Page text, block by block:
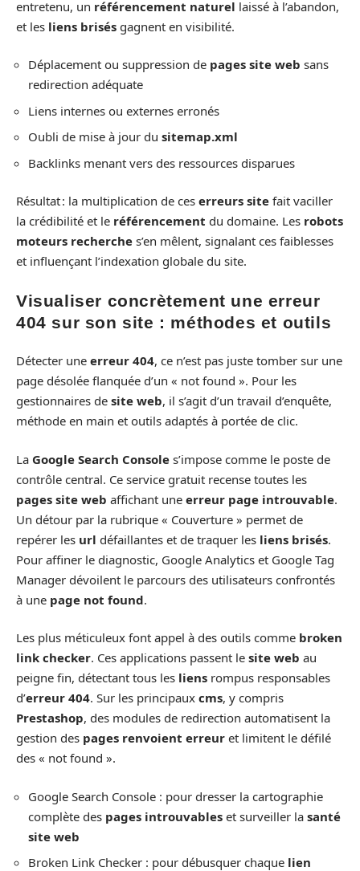
entretenu, un référencement naturel laissé à l’abandon,
et les liens brisés gagnent en visibilité.
Déplacement ou suppression de pages site web sans
redirection adéquate
Liens internes ou externes erronés
Oubli de mise à jour du sitemap.xml
Backlinks menant vers des ressources disparues
Résultat : la multiplication de ces erreurs site fait vaciller
la crédibilité et le référencement du domaine. Les robots
moteurs recherche s’en mêlent, signalant ces faiblesses
et influençant l’indexation globale du site.
Visualiser concrètement une erreur
404 sur son site : méthodes et outils
Détecter une erreur 404, ce n’est pas juste tomber sur une
page désolée flanquée d’un « not found ». Pour les
gestionnaires de site web, il s’agit d’un travail d’enquête,
méthode en main et outils adaptés à portée de clic.
La Google Search Console s’impose comme le poste de
contrôle central. Ce service gratuit recense toutes les
pages site web affichant une erreur page introuvable.
Un détour par la rubrique « Couverture » permet de
repérer les url défaillantes et de traquer les liens brisés.
Pour affiner le diagnostic, Google Analytics et Google Tag
Manager dévoilent le parcours des utilisateurs confrontés
à une page not found.
Les plus méticuleux font appel à des outils comme broken
link checker. Ces applications passent le site web au
peigne fin, détectant tous les liens rompus responsables
d’erreur 404. Sur les principaux cms, y compris
Prestashop, des modules de redirection automatisent la
gestion des pages renvoient erreur et limitent le défilé
des « not found ».
Google Search Console : pour dresser la cartographie
complète des pages introuvables et surveiller la santé
site web
Broken Link Checker : pour débusquer chaque lien